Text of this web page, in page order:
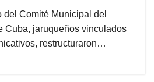
del Comité Municipal del
Cuba, jaruqueños vinculados
restructuraron…